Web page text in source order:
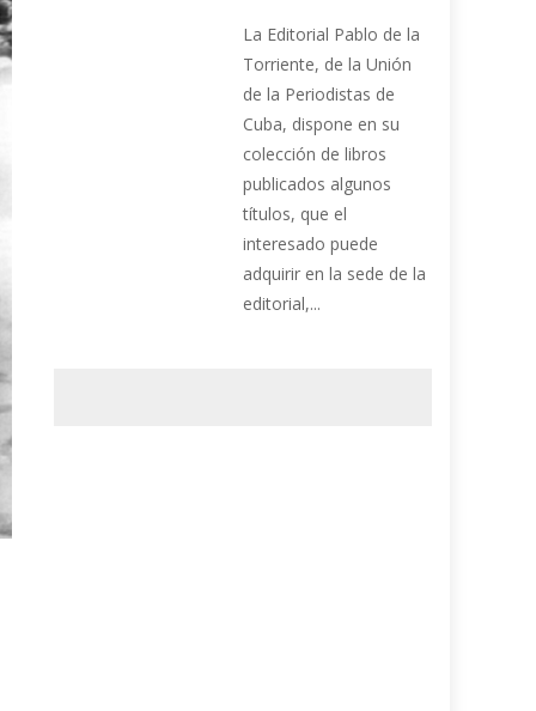
La Editorial Pablo de la
Torriente, de la Unión
de la Periodistas de
Cuba, dispone en su
colección de libros
publicados algunos
títulos, que el
interesado puede
adquirir en la sede de la
editorial,...